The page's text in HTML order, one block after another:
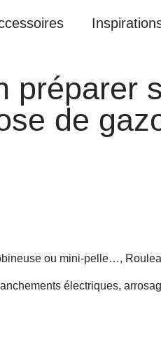
préparer
de
ou mini-pelle…,
électriques,